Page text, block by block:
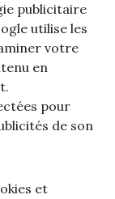
publicitaire
utilise les
votre
en
pour
de son
et